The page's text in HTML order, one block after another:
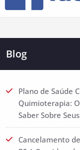
Blog
Plano de Saúde
Quimioterapia:
Saber Sobre
Cancelamento